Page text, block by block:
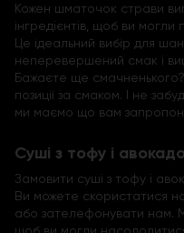
Кожен шматочок страви
інгредієнтів, щоб ви
Це ідеальний вибір для
неперевершений смак і
Бажаєте ще смачненького?
позиції за смаком. І не
ми маємо що вам
Суші з тофу і
Замовити суші з тофу і
Ви можете скористатися
або зателефонувати нам.